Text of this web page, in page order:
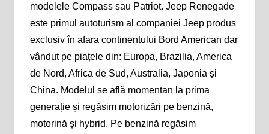
modelele Compass sau Patriot. Jeep Renegade
este primul autoturism al companiei Jeep produs
exclusiv în afara continentului Bord American dar
vândut pe piațele din: Europa, Brazilia, America
de Nord, Africa de Sud, Australia, Japonia și
China. Modelul se află momentan la prima
generație și regăsim motorizări pe benzină,
motorină și hybrid. Pe benzină regăsim